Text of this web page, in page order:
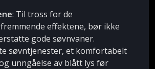
: Til tross for de
effektene, bør ikke
gode søvnvaner.
søvntjenester, et komfortabelt
unngåelse av blått lys før